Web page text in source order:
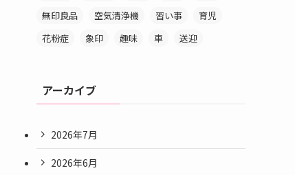
無印良品
空気清浄機 習い事
育児
花粉症
象印 趣味 車 送迎
アーカイブ
2026年7月
2026年6月